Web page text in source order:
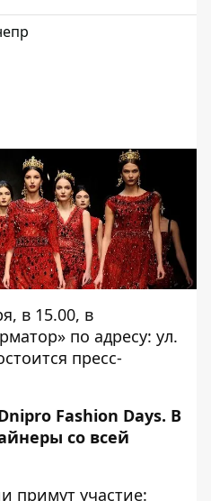
в 15.00, в
по адресу: ул.
пресс-
Fashion Days. В
со всей
примут участие: